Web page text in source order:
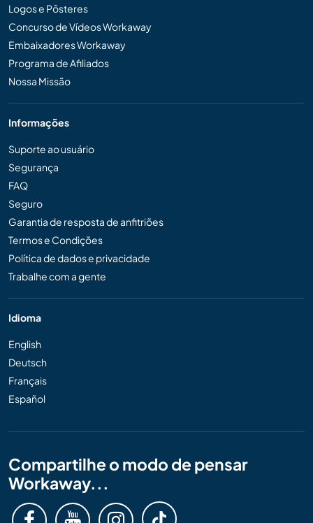
Logos e Pôsteres
Concurso de Vídeos Workaway
Embaixadores Workaway
Programa de Afiliados
Nossa Missão
Informações
Suporte ao usuário
Segurança
FAQ
Seguro
Garantia de resposta de anfitriões
Termos e Condições
Política de dados e privacidade
Trabalhe com a gente
Idioma
English
Deutsch
Français
Español
Compartilhe o modo de pensar
Workaway...